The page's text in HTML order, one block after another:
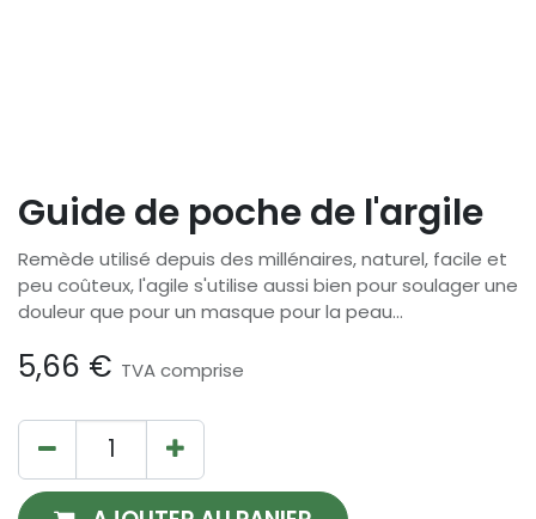
Guide de poche de l'argile
Remède utilisé depuis des millénaires, naturel, facile et
peu coûteux, l'agile s'utilise aussi bien pour soulager une
douleur que pour un masque pour la peau...
5,66 € TVA comprise